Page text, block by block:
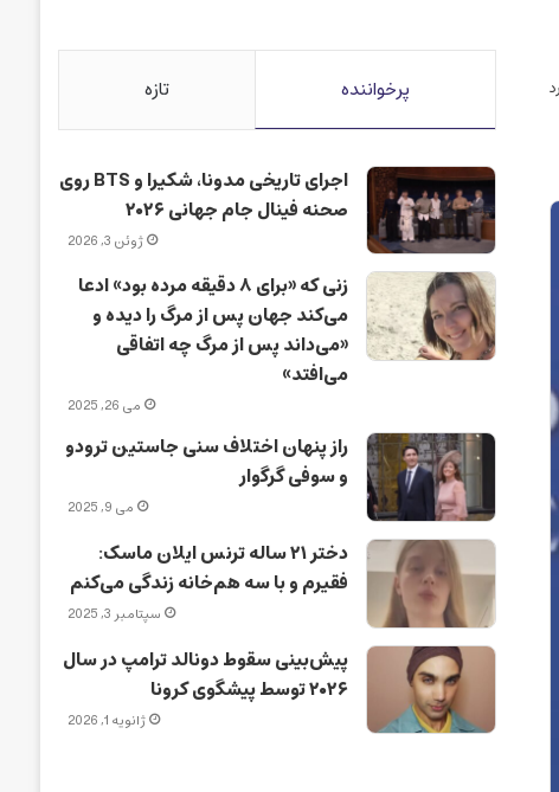
پرخواننده تازه
اجرای تاریخی مدونا، شکیرا و BTS روی
صحنه فینال جام جهانی ۲۰۲۶
ژوئن 3, 2026
زنی که «برای ۸ دقیقه مرده بود» ادعا
می‌کند جهان پس از مرگ را دیده و
«می‌داند پس از مرگ چه اتفاقی
می‌افتد»
می 26, 2025
راز پنهان اختلاف سنی جاستین ترودو
و سوفی گرگوار
می 9, 2025
دختر ۲۱ ساله ترنس ایلان ماسک:
فقیرم و با سه هم‌خانه زندگی می‌کنم
سپتامبر 3, 2025
پیش‌بینی سقوط دونالد ترامپ در سال
۲۰۲۶ توسط پیشگوی کرونا
ژانویه 1, 2026